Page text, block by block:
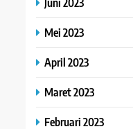
Mei 2023
April 2023
Maret 2023
Februari 2023